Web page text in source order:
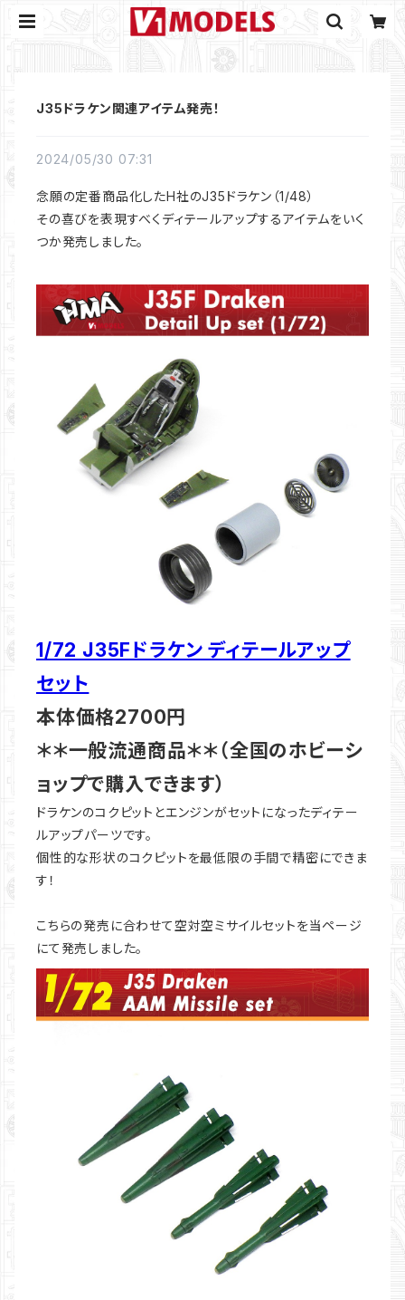
J35ドラケン関連アイテム発売！
2024/05/30 07:31
念願の定番商品化したH社のJ35ドラケン（1/48）
その喜びを表現すべくディテールアップするアイテムをいく
つか発売しました。
1/72 J35Fドラケン ディテールアップ
セット
本体価格2700円
＊＊一般流通商品＊＊（全国のホビーシ
ョップで購入できます）
ドラケンのコクピットとエンジンがセットになったディテー
ルアップパーツです。
個性的な形状のコクピットを最低限の手間で精密にできま
す！
こちらの発売に合わせて空対空ミサイルセットを当ページ
にて発売しました。